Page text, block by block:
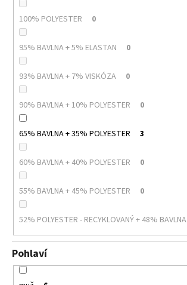
100% POLYESTER 0
95% BAVLNA + 5% ELASTAN 0
93% BAVLNA + 7% VISKÓZA 0
90% BAVLNA + 10% POLYESTER 0
65% BAVLNA + 35% POLYESTER 3
60% BAVLNA + 40% POLYESTER 0
55% BAVLNA + 45% POLYESTER 0
52% POLYESTER - RECYKLOVANÝ + 48% BAVLNA
Pohlaví